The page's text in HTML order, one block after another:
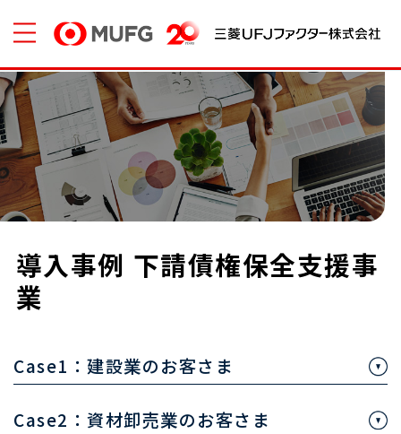
導入事例 下請債権保全支援事
業
Case1：建設業のお客さま
Case2：資材卸売業のお客さま